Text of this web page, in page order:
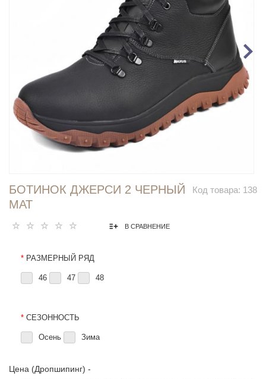
Код товара: 138
БОТИНОК ДЖЕРСИ 2 ЧЕРНЫЙ
МАТ
В СРАВНЕНИЕ
* РАЗМЕРНЫЙ РЯД
46 47 48
* СЕЗОННОСТЬ
Осень Зима
Цена (Дропшипинг) -